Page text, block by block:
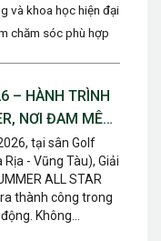
và khoa học hiện đại
chăm sóc phù hợp
– HÀNH TRÌNH
NƠI ĐAM MÊ
tại sân Golf
- Vũng Tàu), Giải
ALL STAR
thành công trong
Không...